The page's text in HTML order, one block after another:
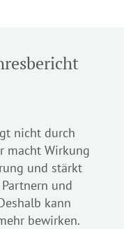
nicht durch
macht Wirkung
und stärkt
und
kann
bewirken.